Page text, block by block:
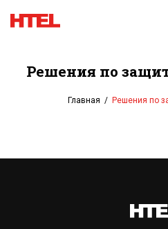
Решения по
Главная / Решения по